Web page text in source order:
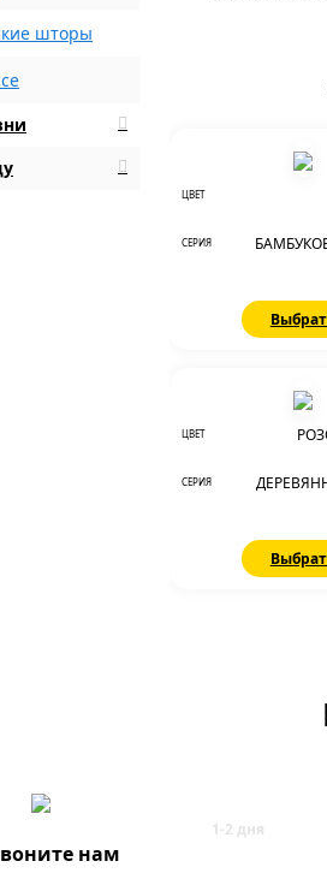
шторы
ЦВЕТ
СЕРИЯ
ЦВЕТ
СЕРИЯ
нам